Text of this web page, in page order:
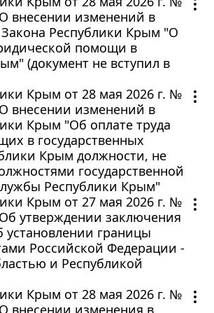
внесении изменений в
Закона Республики Крым "О
помощи в
(документ не вступил в
Крым от 28 мая 2026 г. №
внесении изменений в
Крым "Об оплате труда
в государственных
Крым должности, не
государственной
Республики Крым"
Крым от 27 мая 2026 г. №
утверждении заключения
установлении границы
Российской Федерации -
и Республикой
Крым от 28 мая 2026 г. №
внесении изменения в